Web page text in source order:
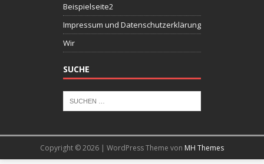
Beispielseite2
Impressum und Datenschutzerklärung
Wir
SUCHE
Copyright © 2026 | WordPress Theme von MH Themes